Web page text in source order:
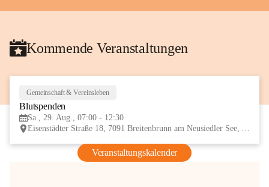
Kommende Veranstaltungen
Gemeinschaft & Vereinsleben
Blutspenden
Sa., 29. Aug., 07:00 - 12:30
Eisenstädter Straße 18, 7091 Breitenbrunn am Neusiedler See, AUT
Veranstaltungskalender